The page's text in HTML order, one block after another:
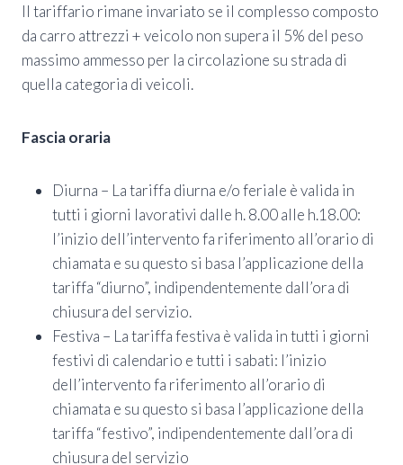
Il tariffario rimane invariato se il complesso composto
da carro attrezzi + veicolo non supera il 5% del peso
massimo ammesso per la circolazione su strada di
quella categoria di veicoli.
Fascia oraria
Diurna – La tariffa diurna e/o feriale è valida in
tutti i giorni lavorativi dalle h. 8.00 alle h.18.00:
l’inizio dell’intervento fa riferimento all’orario di
chiamata e su questo si basa l’applicazione della
tariffa “diurno”, indipendentemente dall’ora di
chiusura del servizio.
Festiva – La tariffa festiva è valida in tutti i giorni
festivi di calendario e tutti i sabati: l’inizio
dell’intervento fa riferimento all’orario di
chiamata e su questo si basa l’applicazione della
tariffa “festivo”, indipendentemente dall’ora di
chiusura del servizio